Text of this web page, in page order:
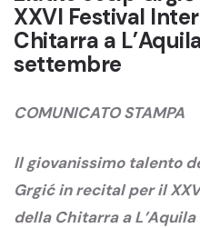
XXVI Festival
Chitarra a
settembre
COMUNICATO STAMPA
Il giovanissimo talento
Grgić in recital per il
della Chitarra a